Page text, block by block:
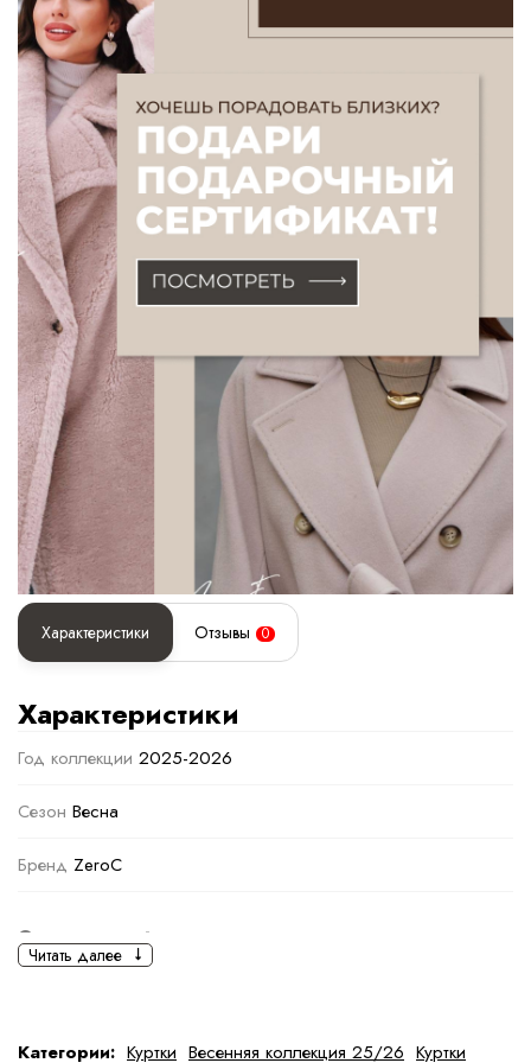
Характеристики Отзывы 0
Характеристики
Год коллекции 2025-2026
Сезон Весна
Бренд ZeroC
Основная информация
Ткань Шерсть, Полиэстер
Читать далее
Категории: Куртки Весенняя коллекция 25/26 Куртки